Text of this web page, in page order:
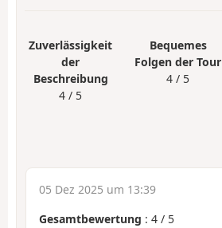
Zuverlässigkeit
der
Beschreibung
4 / 5
Bequemes
Folgen der Tour
4 / 5
05 Dez 2025 um 13:39
Gesamtbewertung : 4 / 5